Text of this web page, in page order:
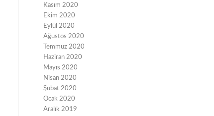
Kasım 2020
Ekim 2020
Eylül 2020
Ağustos 2020
Temmuz 2020
Haziran 2020
Mayıs 2020
Nisan 2020
Şubat 2020
Ocak 2020
Aralık 2019